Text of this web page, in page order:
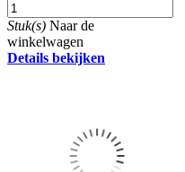
Stuk(s) Naar de
winkelwagen
Details bekijken